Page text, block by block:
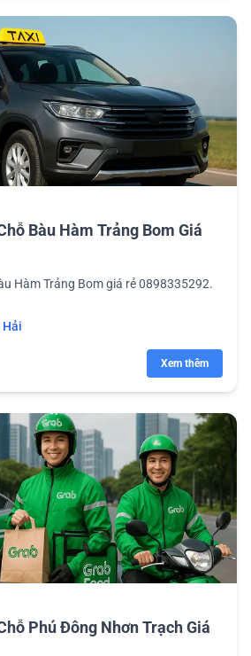
Bàu Hàm Trảng Bom Giá
Hàm Trảng Bom giá rẻ 0898335292.
Hải
Xem thêm
Phú Đông Nhơn Trạch Giá